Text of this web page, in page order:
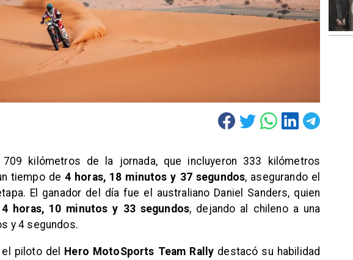
kilómetros de la jornada, que incluyeron 333 kilómetros
tiempo de4 horas, 18 minutos y 37 segundos, asegurando el
El ganador del día fue el australiano Daniel Sanders, quien
4 horas, 10 minutos y 33 segundos, dejando al chileno a una
y 4 segundos.
piloto del Hero MotoSports Team Rally destacó su habilidad